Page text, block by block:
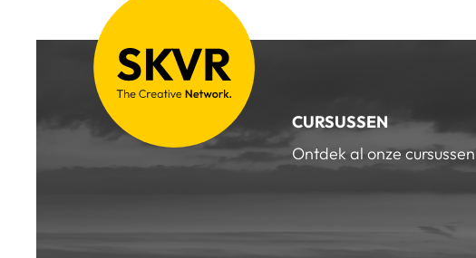
CURSUSSEN
Ontdek al onze cursussen